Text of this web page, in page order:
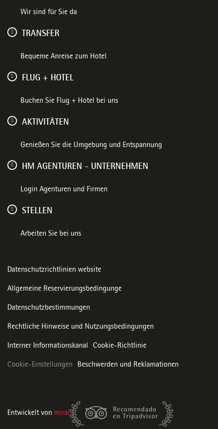
Wir sind für Sie da
TRANSFER
Bequeme Anreise zum Hotel
FLUG + HOTEL
Buchen Sie Flug + Hotel bei uns
AKTIVITÄTEN
Genießen Sie die Umgebung und Entspannung
HM AGENTUREN - UNTERNEHMEN
Login Agenturen und Firmen
STELLEN
Arbeiten Sie bei uns
Datenschutzrichtlinien website
Allgemeine Reservierungsbedingunge
Datenschutzbestimmungen
Rechtliche Hinweise und Nutzungsbedingungen
Interner Informationskanal Cookie-Richtlinie
Cookie-Einstellungen Beschwerden und Reklamationen
Entwickelt von mirai